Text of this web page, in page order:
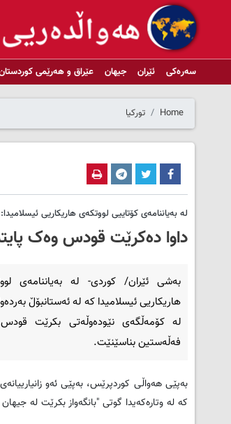
سەرەکی ئێران جیهان عێراق و هەرێمی
Home تورکیا
له‌ به‌یاننامه‌ی کۆتاییی لووتکه‌ی هاریکاریی ئیسلامیدا:
داوا ده‌کرێت قودس وه‌ک
به‌شی ئێران/ کوردی- له‌ به‌یاننامه‌ی
هاریكاریی ئیسلامیدا كه‌ له‌ ئه‌ستانبۆڵ
له‌ كۆمه‌ڵگه‌ی نێوده‌وڵه‌تی بكرێت قودس
فه‌ڵه‌ستین بناسێنێت.
به‌پێی هه‌واڵی کوردپرێس، به‌پێی ئه‌و
كه‌ له‌ وتاره‌كه‌یدا گوتی "بانگه‌واز بكرێت له